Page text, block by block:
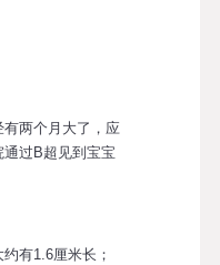
两个月大了，应
过B超见到宝宝
有1.6厘米长；